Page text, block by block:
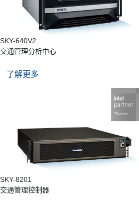
SKY-640V2
交通管理分析中心
了解更多
SKY-8201
交通管理控制器